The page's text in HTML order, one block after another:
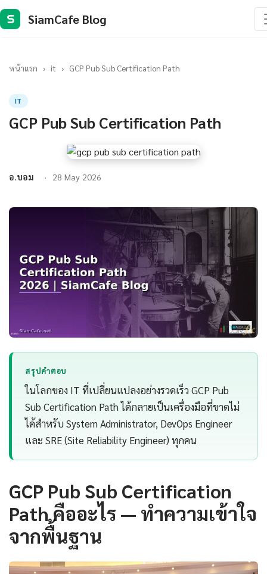
S SiamCafe Blog
หน้าแรก › it › GCP Pub Sub Certification Path
IT
GCP Pub Sub Certification Path
อ.บอม 28 May 2026
สรุปคำตอบ
ในโลกของ IT ที่เปลี่ยนแปลงอย่างรวดเร็ว GCP Pub
Sub Certification Path ได้กลายเป็นเครื่องมือที่ขาดไม่
ได้สำหรับ System Administrator, DevOps Engineer
และ SRE (Site Reliability Engineer) ทุกคน
GCP Pub Sub Certification
Path คืออะไร — ทำความเข้าใจ
จากพื้นฐาน